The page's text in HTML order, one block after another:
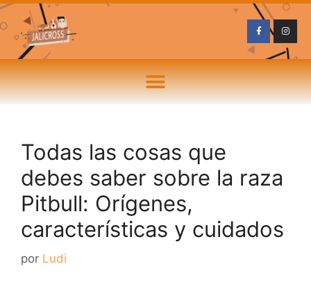
Todas las cosas que
debes saber sobre la raza
Pitbull: Orígenes,
características y cuidados
por Ludi